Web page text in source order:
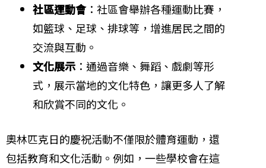
社區運動會：社區會舉辦各種運動比賽，
如籃球、足球、排球等，增進居民之間的
交流與互動。
文化展示 ：通過音樂、舞蹈、戲劇等形
式，展示當地的文化特色，讓更多人了解
和欣賞不同的文化。
奧林匹克日的慶祝活動不僅限於體育運動，還
包括教育和文化活動。例如，一些學校會在這